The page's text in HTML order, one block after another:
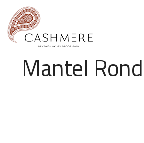
Mantel